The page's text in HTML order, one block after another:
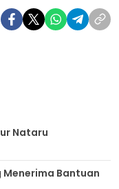
Nataru
Menerima Bantuan